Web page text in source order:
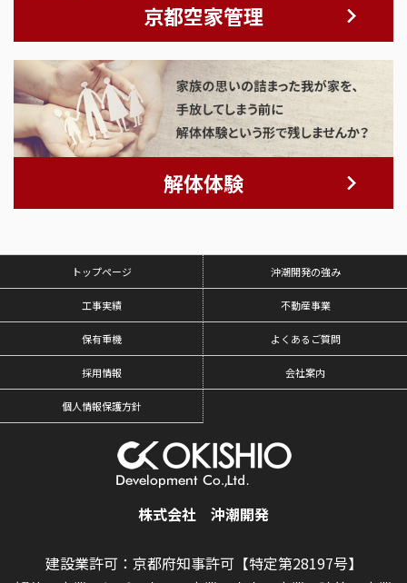
京都空家管理
解体体験
トップページ 沖潮開発の強み
工事実績 不動産事業
保有重機 よくあるご質問
採用情報 会社案内
個人情報保護方針
株式会社 沖潮開発
建設業許可：京都府知事許可【特定第28197号】